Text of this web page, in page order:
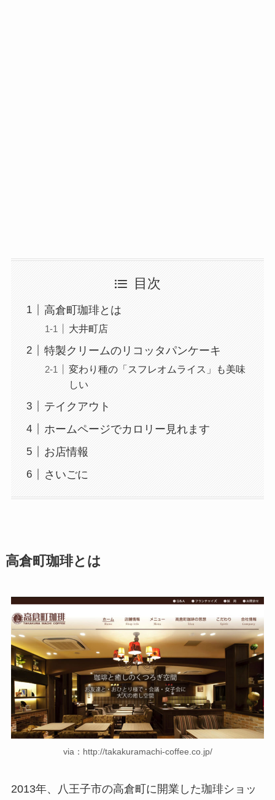
目次
高倉町珈琲とは
大井町店
特製クリームのリコッタパンケーキ
変わり種の「スフレオムライス」も美味
しい
テイクアウト
ホームページでカロリー見れます
お店情報
さいごに
高倉町珈琲とは
via：http://takakuramachi-coffee.co.jp/
2013年、八王子市の高倉町に開業した珈琲ショッ